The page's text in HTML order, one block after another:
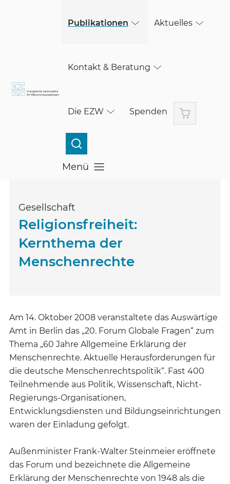
Publikationen Aktuelles
Kontakt & Beratung
Die EZW Spenden Warenkorb
Menü
Menü öffnen
Gesellschaft
Religionsfreiheit:
Kernthema der
Menschenrechte
Am 14. Oktober 2008 veranstaltete das Auswärtige
Amt in Berlin das „20. Forum Globale Fragen“ zum
Thema „60 Jahre Allgemeine Erklärung der
Menschenrechte. Aktuelle Herausforderungen für
die deutsche Menschenrechtspolitik“. Fast 400
Teilnehmende aus Politik, Wissenschaft, Nicht-
Regierungs-Organisationen,
Entwicklungsdiensten und Bildungseinrichtungen
waren der Einladung gefolgt.
Außenminister Frank-Walter Steinmeier eröffnete
das Forum und bezeichnete die Allgemeine
Erklärung der Menschenrechte von 1948 als die